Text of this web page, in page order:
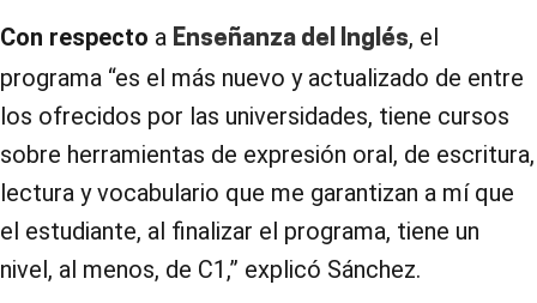
Con respecto a Enseñanza del Inglés, el
programa “es el más nuevo y actualizado de entre
los ofrecidos por las universidades, tiene cursos
sobre herramientas de expresión oral, de escritura,
lectura y vocabulario que me garantizan a mí que
el estudiante, al finalizar el programa, tiene un
nivel, al menos, de C1,” explicó Sánchez.